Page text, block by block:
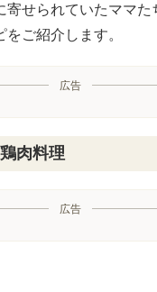
寄せられていたママた
ご紹介します。
広告
肉料理
広告